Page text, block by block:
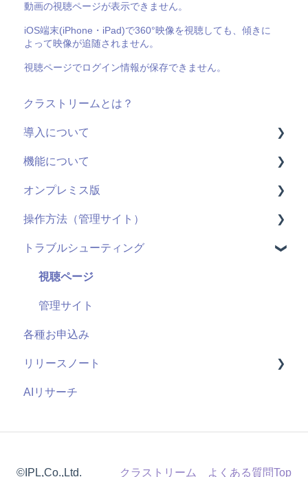
動画の視聴ページが表示できません。
iOS端末(iPhone・iPad)で360°映像を視聴しても、傾きに
よって映像が追随されません。
視聴ページでログイン情報が保存できません。
クラストリームとは？
導入について
料金・プラン
機能(導入前)
サービス
導入に向けて
サポート
セキュリティ
機能について
動画配信
ライブ配信
ユーザーID
管理機能：管理サイト
アンケート機能
視聴履歴
既存の仕組みと連携
課金機能
オンプレミス版
全般
用語
システム仕様
お申し込み・導入
操作方法（管理サイト）
はじめに
ライブ配信
ユーザー管理機能
コンテンツ管理機能
管理者機能
トラブルシューティング
視聴ページ
管理サイト
各種お申込み
リリースノート
2026年度
AIリサーチ
©IPL,Co.,Ltd. クラストリーム よくある質問Top